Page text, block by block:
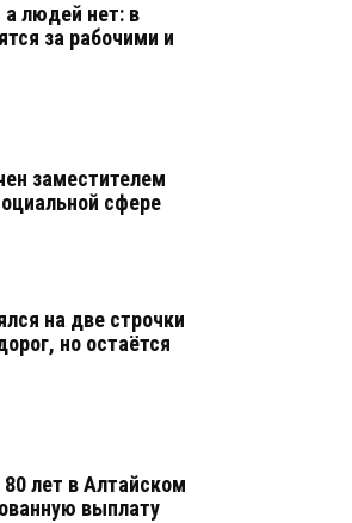
людей нет: в
за рабочими и
заместителем
сфере
на две строчки
но остаётся
лет в Алтайском
выплату